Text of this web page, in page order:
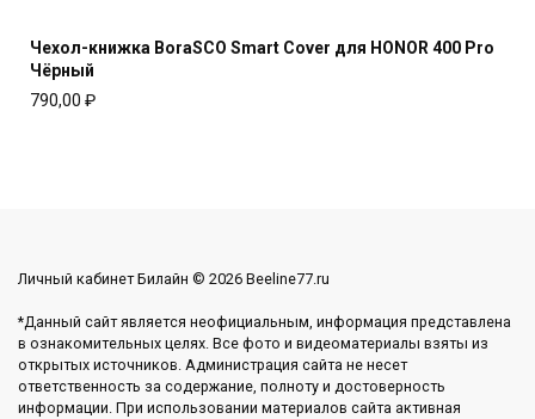
Чехол-книжка BoraSCO Smart Cover для HONOR 400 Pro
Чёрный
790,00 ₽
Личный кабинет Билайн © 2026 Beeline77.ru
*Данный сайт является неофициальным, информация представлена
в ознакомительных целях. Все фото и видеоматериалы взяты из
открытых источников. Администрация сайта не несет
ответственность за содержание, полноту и достоверность
информации. При использовании материалов сайта активная